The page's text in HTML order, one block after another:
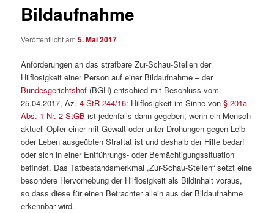
Bildaufnahme
Veröffentlicht am5. Mai 2017
Anforderungen an das strafbare Zur-Schau-Stellen der
Hilflosigkeit einer Person auf einer Bildaufnahme – der
Bundesgerichtshof (BGH) entschied mit Beschluss vom
25.04.2017, Az.4 StR 244/16: Hilflosigkeit im Sinne von§ 201a
Abs. 1 Nr. 2 StGB ist jedenfalls dann gegeben, wenn ein Mensch
aktuell Opfer einer mit Gewalt oder unter Drohungen gegen Leib
oder Leben ausgeübten Straftat ist und deshalb der Hilfe bedarf
oder sich in einer Entführungs- oder Bemächtigungssituation
befindet. Das Tatbestandsmerkmal „Zur-Schau-Stellen“ setzt eine
besondere Hervorhebung der Hilflosigkeit als Bildinhalt voraus,
so dass diese für einen Betrachter allein aus der Bildaufnahme
erkennbar wird.